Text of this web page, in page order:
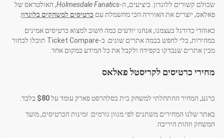
שכולם קשורים ללונדון. ביציעים, ה-Holmesdale Fanatics, האולטראס של
פאלאס, יוצרים את האווירה הכי מחשמלת עם כרטיסים למשחקים בלונדון
כאוהדי כדורגל בעצמנו, אנחנו יודעים כמה חשוב למצוא כרטיסים אמינים
במהירות, בלי לחפש בכמה אתרים שונים. ב-Ticket Compare תוכלו לבחור
מבין אתרים שנבדקו בקפידה ולקבל את כל המידע במקום אחד.
מחירי כרטיסים לקריסטל פאלאס
כרגע, המחיר ההתחלתי למשחק בית בסלהרסט פארק עומד על$80 בלבד.
באתר שלנו המחירים משתנים לפי מגוון גורמים: זמינות הכרטיסים, מועד
המשחק וזהות היריבה.